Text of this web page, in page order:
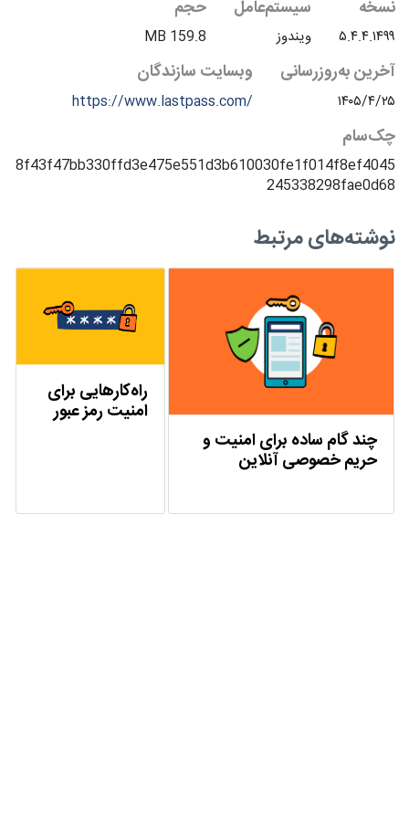
نسخه
۵.۴.۴.۱۴۹۹
سیستم‌عامل
ویندوز
حجم
159.8 MB
آخرین به‌روزرسانی
۱۴۰۵/۴/۲۵
وبسایت سازندگان
https://www.lastpass.com/
چک‌سام
8f43f47bb330ffd3e475e551d3b610030fe1f014f8ef4045
245338298fae0d68
نوشته‌های مرتبط
چند گام ساده برای امنیت و
حریم خصوصی آنلاین
راه‌کارهایی برای
امنیت رمز عبور